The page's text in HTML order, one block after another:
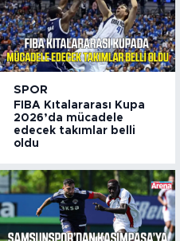
SPOR
FIBA Kıtalararası Kupa
2026’da mücadele
edecek takımlar belli
oldu